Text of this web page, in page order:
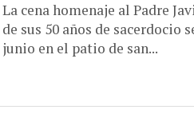
La cena homenaje al Padre
de sus 50 años de sacerdocio
junio en el patio de san...